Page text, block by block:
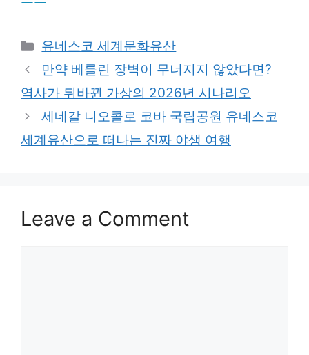
Categories
유네스코 세계문화유산
만약 베를린 장벽이 무너지지 않았다면?
역사가 뒤바뀐 가상의 2026년 시나리오
세네갈 니오콜로 코바 국립공원 유네스코
세계유산으로 떠나는 진짜 야생 여행
Leave a Comment